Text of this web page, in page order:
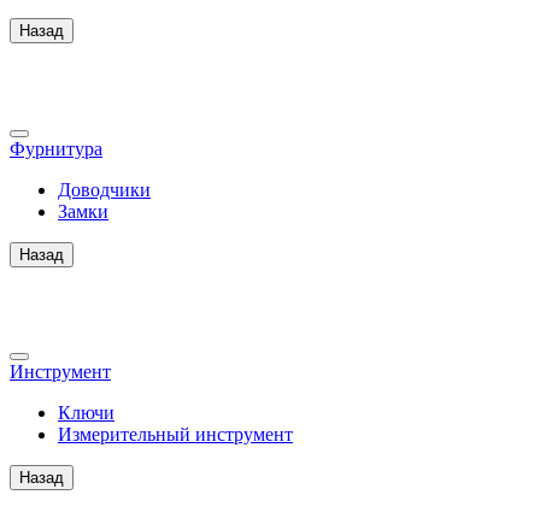
Назад
Фурнитура
Доводчики
Замки
Назад
Инструмент
Ключи
Измерительный инструмент
Назад